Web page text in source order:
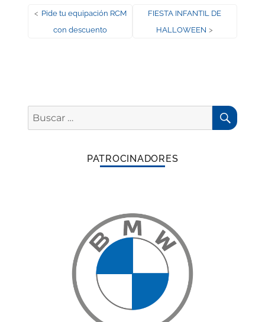
Navegación
< Entrada
anterior:
Pide tu equipación RCM
con descuento
Entrada
siguiente:
FIESTA INFANTIL DE
HALLOWEEN >
Buscar
por:
PATROCINADORES